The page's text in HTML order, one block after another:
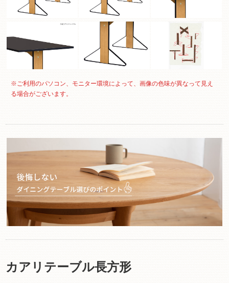
※ご利用のパソコン、モニター環境によって、画像の色味が異なって見え
る場合がございます。
カアリテーブル長方形